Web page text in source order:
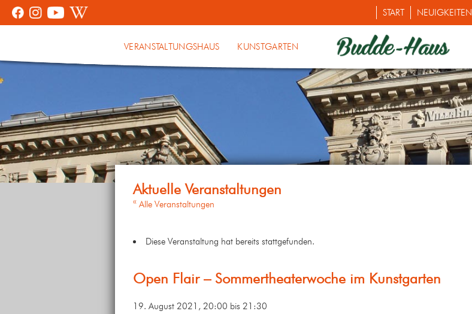
START NEUIGKEITEN
VERANSTALTUNGSHAUS KUNSTGARTEN
« Alle Veranstaltungen
Diese Veranstaltung hat bereits stattgefunden.
Open Flair – Sommertheaterwoche im Kunstgarten
19. August 2021, 20:00 bis 21:30